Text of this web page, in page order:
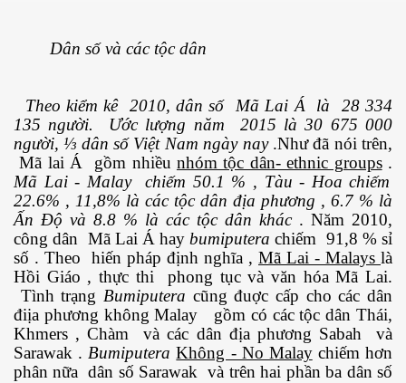
Dân số và các tộc dân
Theo kiểm kê 2010, dân số Mã Lai Á là 28 334
135 người. Ước lượng năm 2015 là 30 675 000
người, ⅓ dân số Việt Nam ngày nay.Như đã nói trên,
Mã lai Á gồm nhiều nhóm tộc dân- ethnic groups.
Mã Lai - Malay chiếm 50.1 % , Tàu - Hoa chiếm
22.6% , 11,8% là các tộc dân địa phương , 6.7 % là
Ấn Độ và 8.8 % là các tộc dân khác. Năm 2010,
công dân Mã Lai Á haybumiputerachiếm 91,8 % sỉ
số . Theo hiến pháp định nghĩa , Mã Lai - Malays là
Hồi Giáo , thực thi phong tục và văn hóa Mã Lai.
Tình trạng Bumiputera cũng đuợc cấp cho các dân
điịa phương không Malay gồm có các tộc dân Thái,
Khmers , Chàm và các dân địa phương Sabah và
Sarawak .Bumiputera Không - No Malaychiếm hơn
phân nữa dân số Sarawak và trên hai phần ba dân số